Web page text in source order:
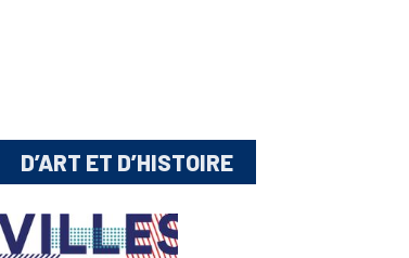
D’ART ET D’HISTOIRE